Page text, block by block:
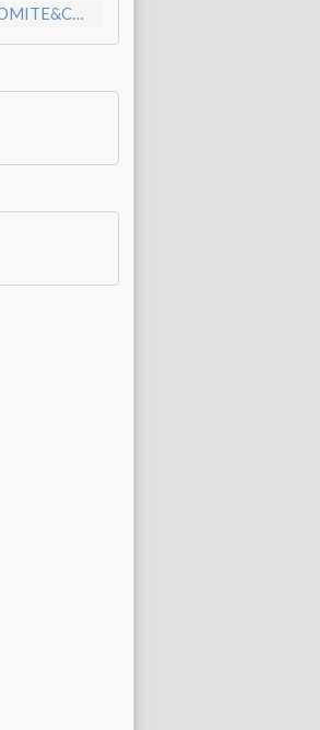
http://www.echecs.asso.fr/ListeTournois.aspx?Action=TOURNOICOMITE&ComiteRef=14